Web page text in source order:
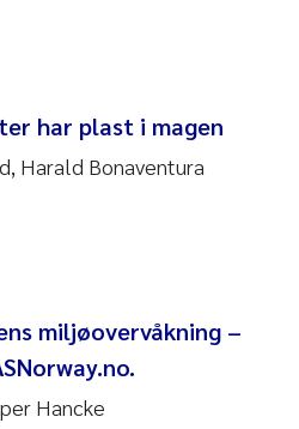
Gran
har plast i magen
Harald Bonaventura
miljøovervåkning –
Hancke